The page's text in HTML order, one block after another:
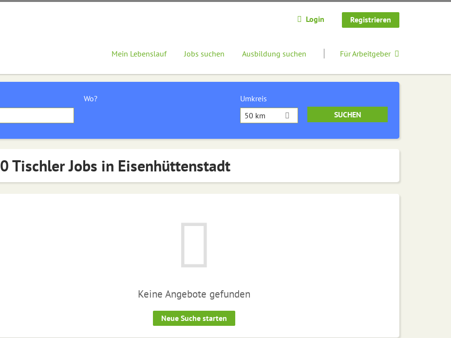
Login Registrieren
Mein Lebenslauf Jobs suchen Ausbildung suchen Für Arbeitgeber
Wo?
Umkreis
50 km
0 Tischler Jobs in Eisenhüttenstadt
Keine Angebote gefunden
Neue Suche starten